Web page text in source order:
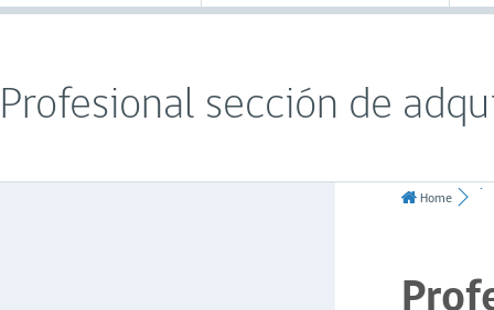
Profesional sección de
Home